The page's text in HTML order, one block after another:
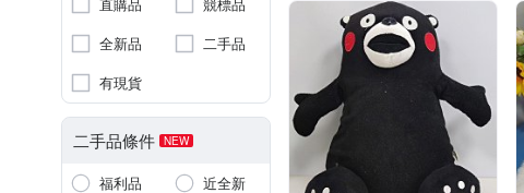
全新品
二手品
有現貨
二手品條件 NEW
福利品
近全新